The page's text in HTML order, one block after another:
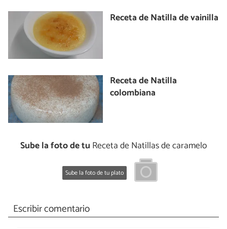
Receta de Natilla de vainilla
Receta de Natilla
colombiana
Sube la foto de tu Receta de Natillas de caramelo
Sube la foto de tu plato
Escribir comentario